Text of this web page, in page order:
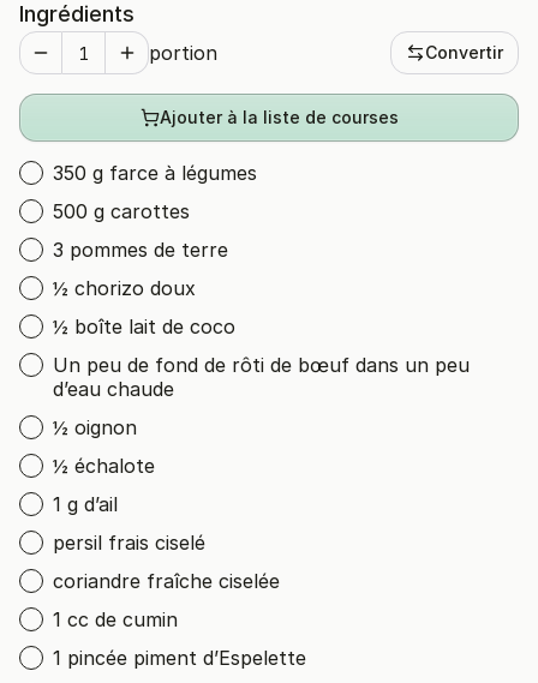
Ingrédients
portion Convertir
Ajouter à la liste de courses
350 g farce à légumes
500 g carottes
3 pommes de terre
½ chorizo doux
½ boîte lait de coco
Un peu de fond de rôti de bœuf dans un peu
d’eau chaude
½ oignon
½ échalote
1 g d’ail
persil frais ciselé
coriandre fraîche ciselée
1 cc de cumin
1 pincée piment d’Espelette